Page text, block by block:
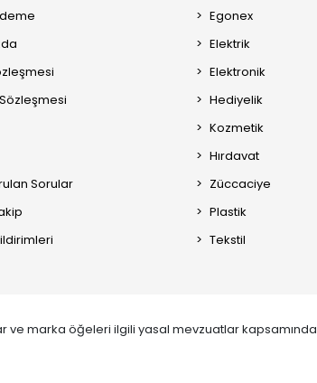
Sözleşmesi
Sorular
Egonex
Elektrik
Elektronik
Hediyelik
Kozmetik
Hırdavat
Züccaciye
Plastik
Tekstil
marka öğeleri ilgili yasal mevzuatlar kapsamında